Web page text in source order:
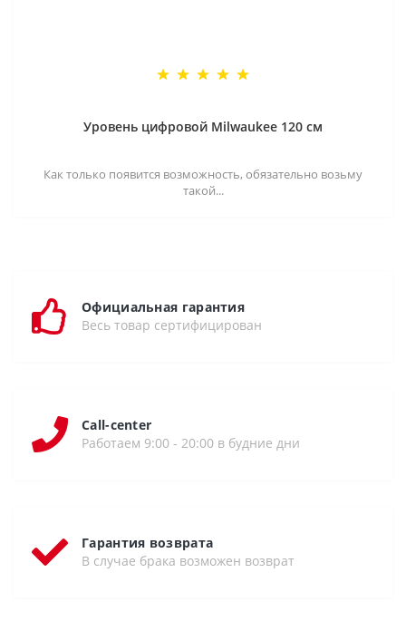
Уровень цифровой Milwaukee 120 см
Как только появится возможность, обязательно возьму
такой...
Официальная гарантия
Весь товар сертифицирован
Call-center
Работаем 9:00 - 20:00 в будние дни
Гарантия возврата
В случае брака возможен возврат